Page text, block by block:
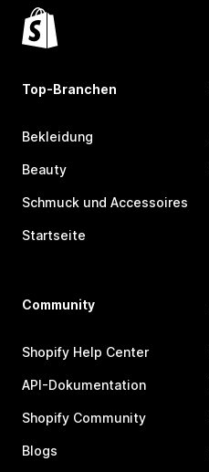
Top-Branchen
Bekleidung
Beauty
Schmuck und Accessoires
Startseite
Community
Shopify Help Center
API-Dokumentation
Shopify Community
Blogs